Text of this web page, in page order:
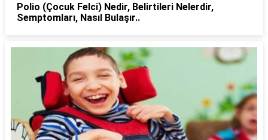
Polio (Çocuk Felci) Nedir, Belirtileri Nelerdir,
Semptomları, Nasıl Bulaşır..